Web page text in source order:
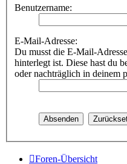
Benutzername:
E-Mail-Adresse:
Du musst die E-Mail-
hinterlegt ist. Diese hast du
oder nachträglich in deinem
Foren-Übersicht